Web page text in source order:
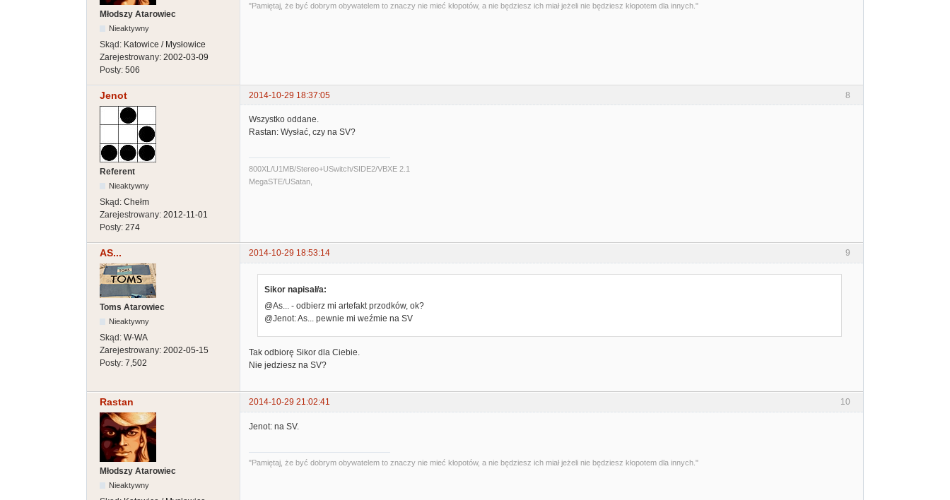
Młodszy Atarowiec
Nieaktywny
Skąd: Katowice / Mysłowice
Zarejestrowany: 2002-03-09
Posty: 506
"Pamiętaj, że być dobrym obywatelem to znaczy nie mieć kłopotów, a nie będziesz ich miał jeżeli nie będziesz kłopotem dla innych."
8
Jenot 2014-10-29 18:37:05
Referent
Nieaktywny
Skąd: Chełm
Zarejestrowany: 2012-11-01
Posty: 274
Wszystko oddane.
Rastan: Wysłać, czy na SV?
800XL/U1MB/Stereo+USwitch/SIDE2/VBXE 2.1
MegaSTE/USatan,
9
AS... 2014-10-29 18:53:14
Toms Atarowiec
Nieaktywny
Skąd: W-WA
Zarejestrowany: 2002-05-15
Posty: 7,502
Sikor napisał/a:
@As... - odbierz mi artefakt przodków, ok?
@Jenot: As... pewnie mi weźmie na SV
Tak odbiorę Sikor dla Ciebie.
Nie jedziesz na SV?
10
Rastan 2014-10-29 21:02:41
Młodszy Atarowiec
Nieaktywny
Jenot: na SV.
"Pamiętaj, że być dobrym obywatelem to znaczy nie mieć kłopotów, a nie będziesz ich miał jeżeli nie będziesz kłopotem dla innych."